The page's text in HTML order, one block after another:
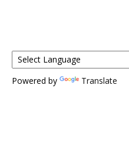
Powered by Translate